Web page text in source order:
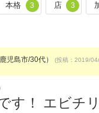
本格 3 店 3
児島市/30代） (投稿：2019/
す！ エビチ